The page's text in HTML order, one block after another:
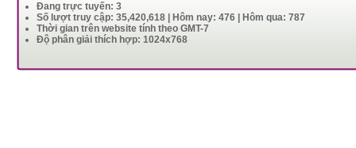
Đang trực tuyến: 3
Số lượt truy cập: 35,420,618 | Hôm nay: 476 | Hôm qua: 787
Thời gian trên website tính theo GMT-7
Độ phân giải thích hợp: 1024x768